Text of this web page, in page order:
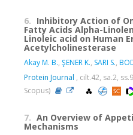
6. Inhibitory Action of
Fatty Acids Alpha-
Linoleic acid on Human
Acetylcholinesterase
Akay M. B., ŞENER K., SARI S.,
Protein Journal , cilt.42, sa.2,
Scopus)
7. An Overview of
Mechanisms